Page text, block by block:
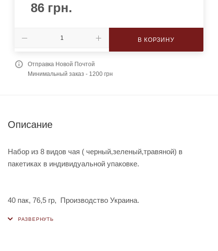
86 грн.
В КОРЗИНУ
Отправка Новой Почтой
Минимальный заказ - 1200 грн
Описание
Набор из 8 видов чая ( черный,зеленый,травяной) в
пакетиках в индивидуальной упаковке.
40 пак, 76,5 гр, Производство Украина.